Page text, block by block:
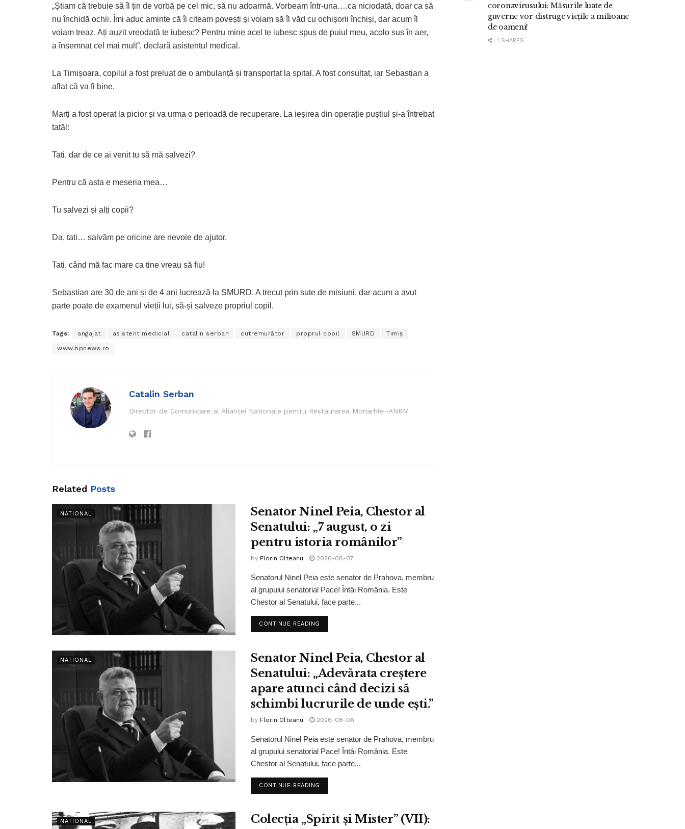
„Știam că trebuie să îl țin de vorbă pe cel mic, să nu adoarmă. Vorbeam într-una….ca niciodată, doar ca să
nu închidă ochii. Îmi aduc aminte că îi citeam povești și voiam să îl văd cu ochișorii închiși, dar acum îl
voiam treaz. Ați auzit vreodată te iubesc? Pentru mine acel te iubesc spus de puiul meu, acolo sus în aer,
a însemnat cel mai mult”, declară asistentul medical.
La Timișoara, copilul a fost preluat de o ambulanță și transportat la spital. A fost consultat, iar Sebastian a
aflat că va fi bine.
Marți a fost operat la picior și va urma o perioadă de recuperare. La ieșirea din operație puștiul și-a întrebat
tatăl:
Tati, dar de ce ai venit tu să mă salvezi?
Pentru că asta e meseria mea…
Tu salvezi și alți copii?
Da, tati… salvăm pe oricine are nevoie de ajutor.
Tati, când mă fac mare ca tine vreau să fiu!
Sebastian are 30 de ani și de 4 ani lucrează la SMURD. A trecut prin sute de misiuni, dar acum a avut
parte poate de examenul vieții lui, să-și salveze propriul copil.
Tags: angajat asistent medicial catalin serban cutremurător proprul copil SMURD Timiș
www.bpnews.ro
Catalin Serban
Director de Comunicare al Alianței Nationale pentru Restaurarea Monarhiei-ANRM
Related Posts
NATIONAL
Senator Ninel Peia, Chestor al
Senatului: „7 august, o zi
pentru istoria românilor”
by Florin Olteanu 2026-08-07
Senatorul Ninel Peia este senator de Prahova, membru
al grupului senatorial Pace! Întâi România. Este
Chestor al Senatului, face parte...
CONTINUE READING
NATIONAL
Senator Ninel Peia, Chestor al
Senatului: „Adevărata creștere
apare atunci când decizi să
schimbi lucrurile de unde ești.”
by Florin Olteanu 2026-08-06
Senatorul Ninel Peia este senator de Prahova, membru
al grupului senatorial Pace! Întâi România. Este
Chestor al Senatului, face parte...
CONTINUE READING
NATIONAL
Colecția „Spirit și Mister” (VII):
coronavirusului: Măsurile luate de
guverne vor distruge viețile a milioane
de oameni!
1 SHARES